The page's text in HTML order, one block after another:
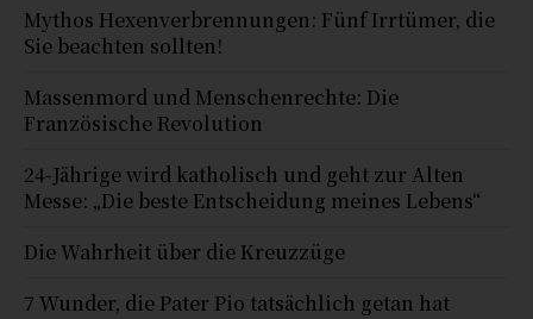
Mythos Hexenverbrennungen: Fünf Irrtümer, die
Sie beachten sollten!
Massenmord und Menschenrechte: Die
Französische Revolution
24-Jährige wird katholisch und geht zur Alten
Messe: „Die beste Entscheidung meines Lebens“
Die Wahrheit über die Kreuzzüge
7 Wunder, die Pater Pio tatsächlich getan hat